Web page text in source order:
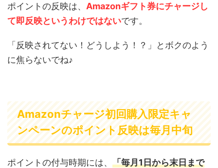
ポイントの反映は、 Amazonギフト券にチャージし
て即反映というわけではないです。
「反映されてない！どうしよう！？」とボクのよう
に焦らないでね♪
Amazonチャージ初回購入限定キャ
ンペーンのポイント反映は毎月中旬
ポイントの付与時期には、 「毎月1日から末日まで